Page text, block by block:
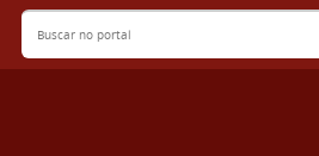
Buscar no portal